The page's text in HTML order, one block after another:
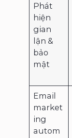
Phát
hiện
gian
lận &
bảo
mật
Email
market
ing
autom